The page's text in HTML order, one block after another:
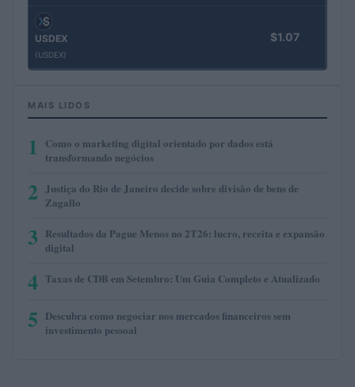
USDEX
(USDEX)
$1.07
MAIS LIDOS
1
Como o marketing digital orientado por dados está
transformando negócios
2
Justiça do Rio de Janeiro decide sobre divisão de bens de
Zagallo
3 Resultados da Pague Menos no 2T26: lucro, receita e expansão
digital
4 Taxas de CDB em Setembro: Um Guia Completo e Atualizado
5 Descubra como negociar nos mercados financeiros sem
investimento pessoal